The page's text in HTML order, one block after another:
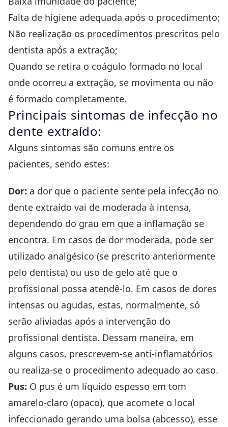
Falta de higiene adequada após o procedimento;
Não realização os procedimentos prescritos pelo
dentista após a extração;
Quando se retira o coágulo formado no local
onde ocorreu a extração, se movimenta ou não
é formado completamente.
Principais sintomas de infecção no
dente extraído:
Alguns sintomas são comuns entre os
pacientes, sendo estes:
Dor: a dor que o paciente sente pela infecção no
dente extraído vai de moderada à intensa,
dependendo do grau em que a inflamação se
encontra. Em casos de dor moderada, pode ser
utilizado analgésico (se prescrito anteriormente
pelo dentista) ou uso de gelo até que o
profissional possa atendê-lo. Em casos de dores
intensas ou agudas, estas, normalmente, só
serão aliviadas após a intervenção do
profissional dentista. Dessam maneira, em
alguns casos, prescrevem-se anti-inflamatórios
ou realiza-se o procedimento adequado ao caso.
Pus: O pus é um líquido espesso em tom
amarelo-claro (opaco), que acomete o local
infeccionado gerando uma bolsa (abcesso), esse